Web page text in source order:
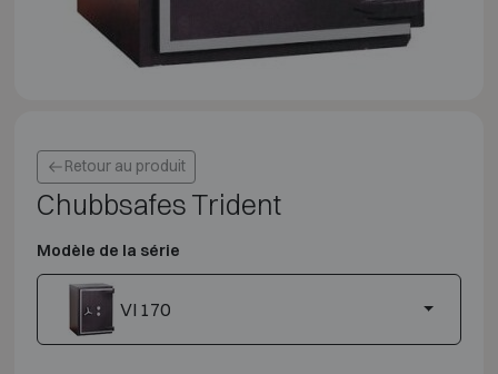
Retour au produit
Chubbsafes Trident
Modèle de la série
VI 170